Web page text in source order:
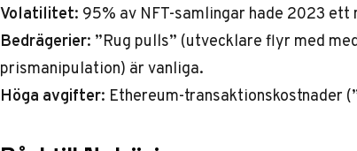
Volatilitet: 95% av NFT-samlingar hade 2023 ett
Bedrägerier: ”Rug pulls” (utvecklare flyr med
prismanipulation) är vanliga.
Höga avgifter: Ethereum-transaktionskostnader